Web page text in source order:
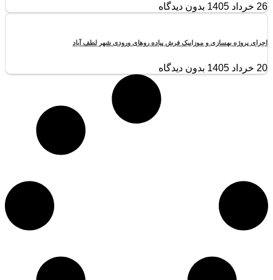
26 خرداد 1405 بدون دیدگاه
اجرای پروژه بهسازی و موزاییک فرش پیاده روهای ورودی شهر لطف آباد
20 خرداد 1405 بدون دیدگاه